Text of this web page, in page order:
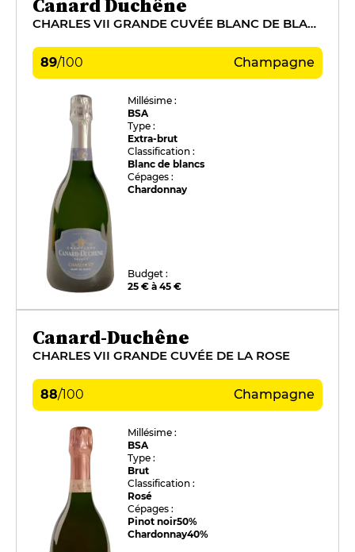
CHARLES VII GRANDE CUVÉE BLANC DE BLANCS
89/100 Champagne
Millésime :
BSA
Type :
Extra-brut
Classification :
Blanc de blancs
Cépages :
Chardonnay
Budget :
25 € à 45 €
Canard-Duchêne
CHARLES VII GRANDE CUVÉE DE LA ROSE
88/100 Champagne
Millésime :
BSA
Type :
Brut
Classification :
Rosé
Cépages :
Pinot noir50%
Chardonnay40%